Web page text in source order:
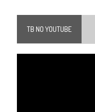
TB NO YOUTUBE